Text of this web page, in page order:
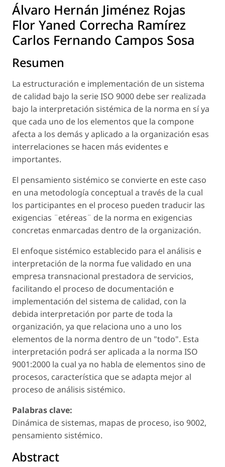
Álvaro Hernán Jiménez Rojas
Flor Yaned Correcha Ramírez
Carlos Fernando Campos Sosa
Resumen
La estructuración e implementación de un sistema
de calidad bajo la serie ISO 9000 debe ser realizada
bajo la interpretación sistémica de la norma en sí ya
que cada uno de los elementos que la compone
afecta a los demás y aplicado a la organización esas
interrelaciones se hacen más evidentes e
importantes.
El pensamiento sistémico se convierte en este caso
en una metodología conceptual a través de la cual
los participantes en el proceso pueden traducir las
exigencias ¨etéreas¨ de la norma en exigencias
concretas enmarcadas dentro de la organización.
El enfoque sistémico establecido para el análisis e
interpretación de la norma fue validado en una
empresa transnacional prestadora de servicios,
facilitando el proceso de documentación e
implementación del sistema de calidad, con la
debida interpretación por parte de toda la
organización, ya que relaciona uno a uno los
elementos de la norma dentro de un "todo". Esta
interpretación podrá ser aplicada a la norma ISO
9001:2000 la cual ya no habla de elementos sino de
procesos, característica que se adapta mejor al
proceso de análisis sistémico.
Palabras clave:
Dinámica de sistemas, mapas de proceso, iso 9002,
pensamiento sistémico.
Abstract